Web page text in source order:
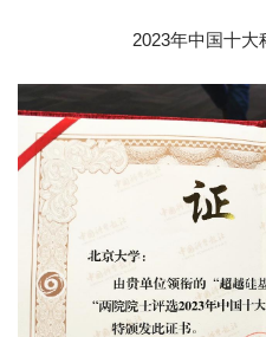
2023年中国十